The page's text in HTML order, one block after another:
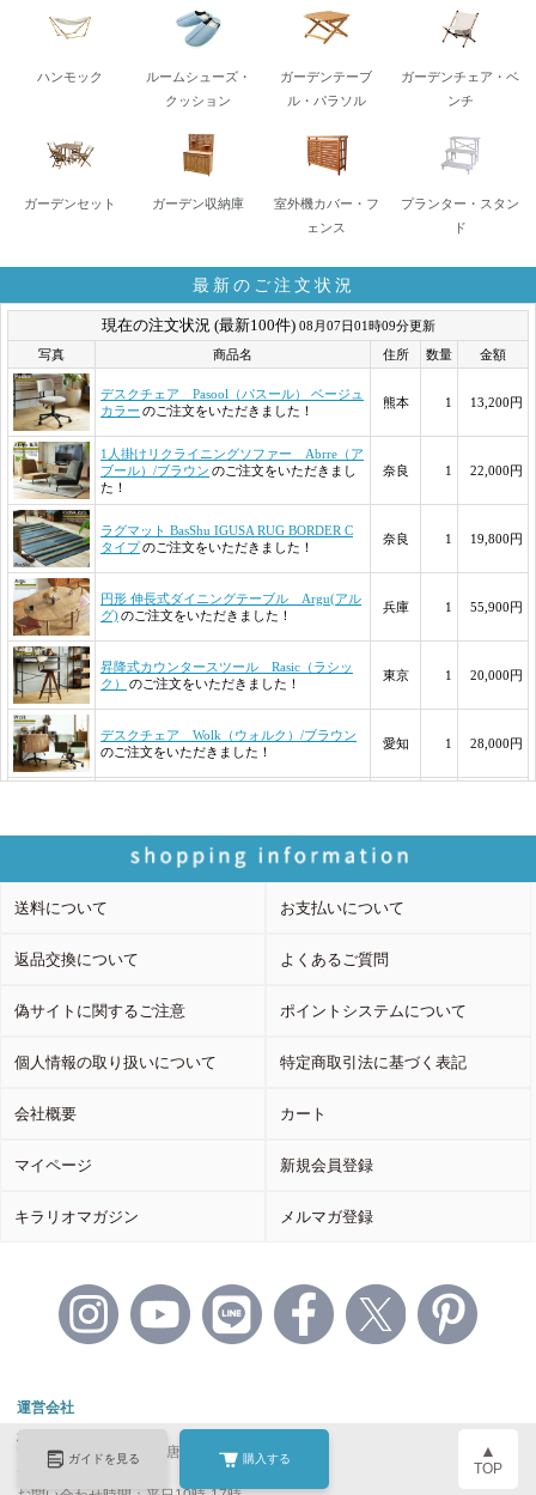
ガイドを見る 購入する ▲
TOP
ハンモック
ルームシューズ・
クッション
ガーデンテーブ
ル・パラソル
ガーデンチェア・ベ
ンチ
ガーデンセット ガーデン収納庫
室外機カバー・フ
ェンス
プランター・スタン
ド
最新のご注文状況
送料について お支払いについて
返品交換について よくあるご質問
偽サイトに関するご注意 ポイントシステムについて
個人情報の取り扱いについて 特定商取引法に基づく表記
会社概要 カート
マイページ 新規会員登録
キラリオマガジン メルマガ登録
運営会社
株式会社キラリオ
〒601-8468京都市南区唐橋西平垣町 39-1
丸福ビル2F